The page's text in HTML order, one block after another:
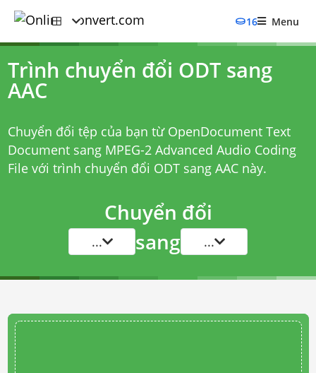
16 Menu
Trình chuyển đổi ODT sang
AAC
Chuyển đổi tệp của bạn từ OpenDocument Text
Document sang MPEG-2 Advanced Audio Coding
File với trình chuyển đổi ODT sang AACnày.
Chuyển đổi
... sang ...